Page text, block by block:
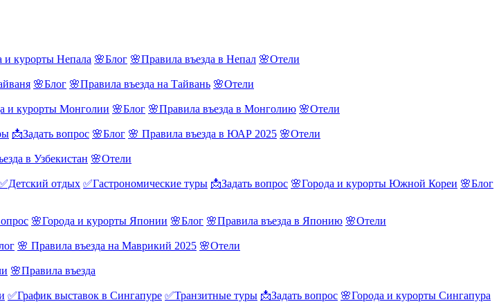
и курорты Непала 🌸Блог 🌸Правила въезда в Непал 🌸Отели
🌸Блог 🌸Правила въезда на Тайвань 🌸Отели
и курорты Монголии 🌸Блог 🌸Правила въезда в Монголию 🌸Отели
📩Задать вопрос 🌸Блог 🌸 Правила въезда в ЮАР 2025 🌸Отели
в Узбекистан 🌸Отели
отдых ✅Гастрономические туры 📩Задать вопрос 🌸Города и курорты Южной Кореи 🌸Блог
🌸Города и курорты Японии 🌸Блог 🌸Правила въезда в Японию 🌸Отели
🌸 Правила въезда на Маврикий 2025 🌸Отели
🌸Правила въезда
✅График выставок в Сингапуре ✅Транзитные туры 📩Задать вопрос 🌸Города и курорты Сингапура